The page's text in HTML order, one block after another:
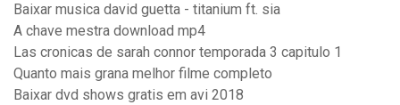
Baixar musica david guetta - titanium ft. sia
A chave mestra download mp4
Las cronicas de sarah connor temporada 3 capitulo 1
Quanto mais grana melhor filme completo
Baixar dvd shows gratis em avi 2018